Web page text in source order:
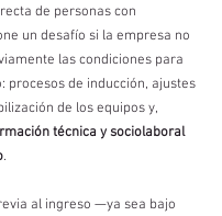
de personas con
un desafío si la empresa no
las condiciones para
procesos de inducción, ajustes
de los equipos y,
técnica y sociolaboral
.
al ingreso —ya sea bajo